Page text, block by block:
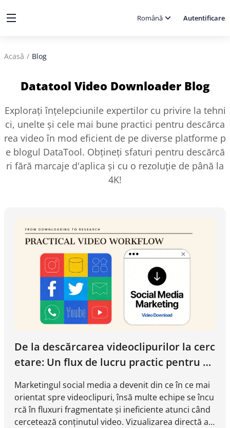
Română Autentificare
Acasă / Blog
Datatool Video Downloader Blog
Explorați înțelepciunile expertilor cu privire la tehni
ci, unelte și cele mai bune practici pentru descărca
rea video în mod eficient de pe diverse platforme p
e blogul DataTool. Obțineți sfaturi pentru descărcă
ri fără marcaje d'aplica și cu o rezoluție de până la
4K!
De la descărcarea videoclipurilor la cerc
etare: Un flux de lucru practic pentru m
Marketingul social media a devenit din ce în ce mai
orientat spre videoclipuri, însă multe echipe se încu
rcă în fluxuri fragmentate și ineficiente atunci când
cercetează conținutul video. Vizualizarea directă a v